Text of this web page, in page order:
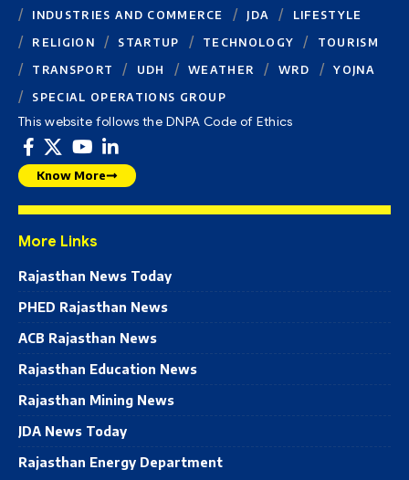
INDUSTRIES AND COMMERCE
JDA
LIFESTYLE
RELIGION
STARTUP TECHNOLOGY
TOURISM
TRANSPORT
UDH WEATHER WRD
YOJNA
SPECIAL OPERATIONS GROUP
This website follows the DNPA Code of Ethics
Know More
More Links
Rajasthan News Today
PHED Rajasthan News
ACB Rajasthan News
Rajasthan Education News
Rajasthan Mining News
JDA News Today
Rajasthan Energy Department